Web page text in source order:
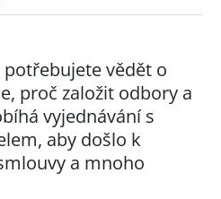
potřebujete vědět o
proč založit odbory a
vyjednávání s
aby došlo k
a mnoho